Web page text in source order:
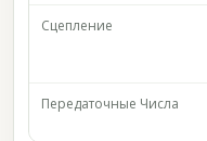
Сцепление
Передаточные Числа